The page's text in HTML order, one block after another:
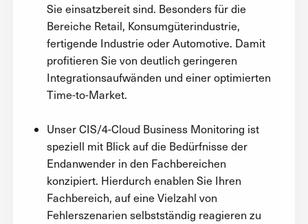
Sie einsatzbereit sind. Besonders für die
Bereiche Retail, Konsumgüterindustrie,
fertigende Industrie oder Automotive. Damit
profitieren Sie von deutlich geringeren
Integrationsaufwänden und einer optimierten
Time-to-Market.
Unser CIS/4-Cloud Business Monitoring ist
speziell mit Blick auf die Bedürfnisse der
Endanwender in den Fachbereichen
konzipiert. Hierdurch enablen Sie Ihren
Fachbereich, auf eine Vielzahl von
Fehlerszenarien selbstständig reagieren zu